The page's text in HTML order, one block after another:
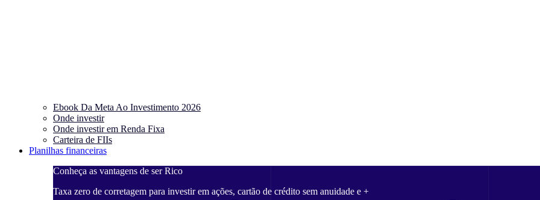
Ebook Da Meta Ao Investimento 2026
Onde investir
Onde investir em Renda Fixa
Carteira de FIIs
Planilhas financeiras
Conheça as vantagens de ser Rico
Taxa zero de corretagem para investir em ações, cartão de crédito sem anuidade e +